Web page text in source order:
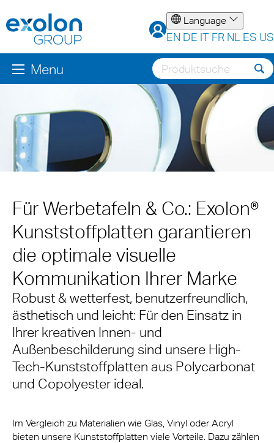
Language
EN DE IT FR NL ES US
Menu
Für Werbetafeln & Co.: Exolon®
Kunststoffplatten garantieren
die optimale visuelle
Kommunikation Ihrer Marke
Robust & wetterfest, benutzerfreundlich,
ästhetisch und leicht: Für den Einsatz in
Ihrer kreativen Innen- und
Außenbeschilderung sind unsere High-
Tech-Kunststoffplatten aus Polycarbonat
und Copolyester ideal.
Im Vergleich zu Materialien wie Glas, Vinyl oder Acryl
bieten unsere Kunststoffplatten viele Vorteile. Dazu zählen